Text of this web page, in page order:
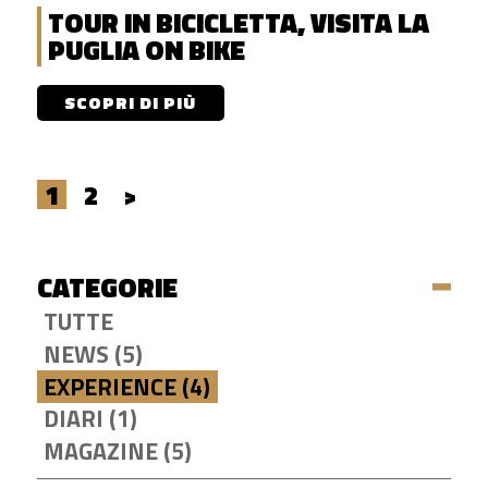
TOUR IN BICICLETTA, VISITA LA
PUGLIA ON BIKE
SCOPRI DI PIÙ
1 2 >
CATEGORIE
TUTTE
NEWS (5)
EXPERIENCE (4)
DIARI (1)
MAGAZINE (5)